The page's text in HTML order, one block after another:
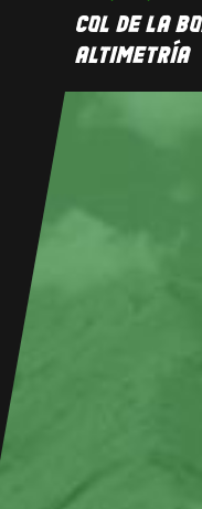
COL DE LA
ALTIMETRÍA